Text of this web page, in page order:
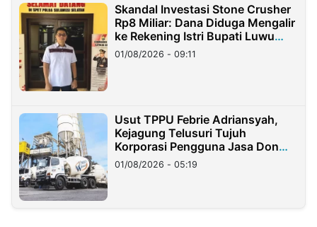
Skandal Investasi Stone Crusher
Rp8 Miliar: Dana Diduga Mengalir
ke Rekening Istri Bupati Luwu
Timur
01/08/2026 - 09:11
Usut TPPU Febrie Adriansyah,
Kejagung Telusuri Tujuh
Korporasi Pengguna Jasa Don
Ritto
01/08/2026 - 05:19